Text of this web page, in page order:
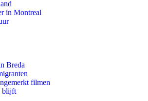
in Montreal
Breda
filmen
blijft